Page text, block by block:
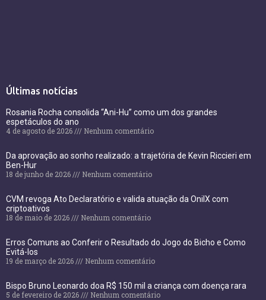
Últimas notícias
Rosania Rocha consolida “Ani-Hu” como um dos grandes
espetáculos do ano
4 de agosto de 2026
Nenhum comentário
Da aprovação ao sonho realizado: a trajetória de Kevin Riccieri em
Ben-Hur
18 de junho de 2026
Nenhum comentário
CVM revoga Ato Declaratório e valida atuação da OnilX com
criptoativos
18 de maio de 2026
Nenhum comentário
Erros Comuns ao Conferir o Resultado do Jogo do Bicho e Como
Evitá-los
19 de março de 2026
Nenhum comentário
Bispo Bruno Leonardo doa R$ 150 mil a criança com doença rara
5 de fevereiro de 2026
Nenhum comentário